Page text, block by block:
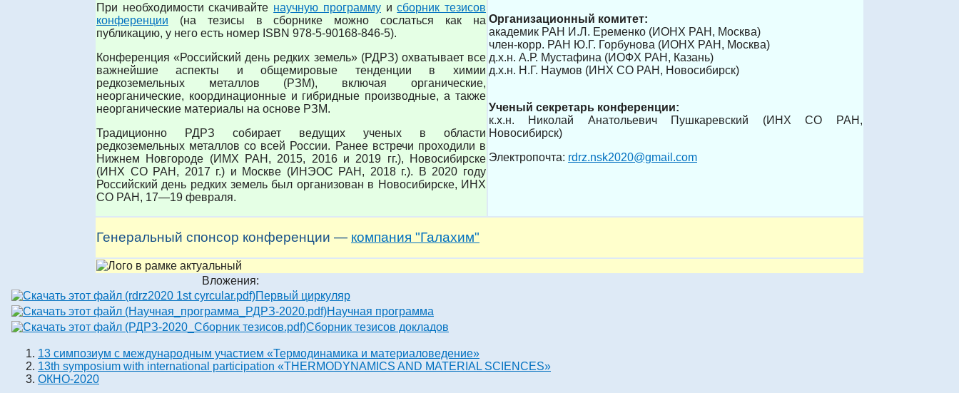
При необходимости скачивайте научную программуисборник тезисов
конференции (на тезисы в сборнике можно сослаться как на
публикацию, у него есть номер ISBN 978-5-90168-846-5).
Конференция «Российский день редких земель» (РДРЗ) охватывает все
важнейшие аспекты и общемировые тенденции в химии
редкоземельных металлов (РЗМ), включая органические,
неорганические, координационные и гибридные производные, а также
неорганические материалы на основе РЗМ.
Традиционно РДРЗ собирает ведущих ученых в области
редкоземельных металлов со всей России. Ранее встречи проходили в
Нижнем Новгороде (ИМХ РАН, 2015, 2016 и 2019 гг.), Новосибирске
(ИНХ СО РАН, 2017 г.) и Москве (ИНЭОС РАН, 2018 г.). В 2020 году
Российский день редких земель был организован в Новосибирске, ИНХ
СО РАН, 17—19 февраля.
Организационный комитет:
академик РАН И.Л. Еременко (ИОНХ РАН, Москва)
член-корр. РАН Ю.Г. Горбунова (ИОНХ РАН, Москва)
д.х.н. А.Р. Мустафина (ИОФХ РАН, Казань)
д.х.н. Н.Г. Наумов (ИНХ СО РАН, Новосибирск)
Ученый секретарь конференции:
к.х.н. Николай Анатольевич Пушкаревский (ИНХ СО РАН,
Новосибирск)
Электропочта: rdrz.nsk2020@gmail.com
Генеральный спонсор конференции — компания "Галахим"
Вложения:
Первый циркуляр
Научная программа
Сборник тезисов докладов
13 симпозиум с международным участием «Термодинамика и материаловедение»
13th symposium with international participation «THERMODYNAMICS AND MATERIAL SCIENCES»
ОКНО-2020